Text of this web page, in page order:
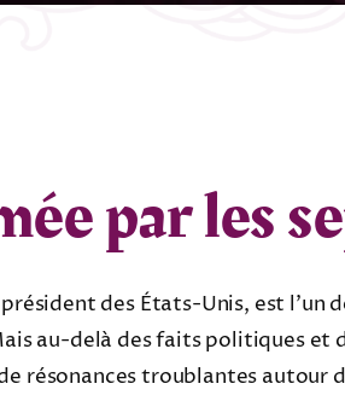
par les
président des États-Unis, est
au-delà des faits politiques
résonances troublantes